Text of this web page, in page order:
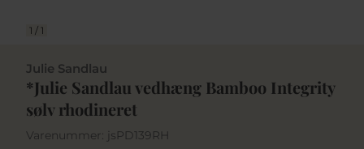
1 / 1
Julie Sandlau
*Julie Sandlau vedhæng Bamboo Integrity
sølv rhodineret
Varenummer: jsPD139RH